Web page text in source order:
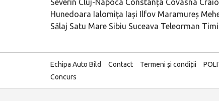
Severin Cluj-Napoca Constanța Covasna
Hunedoara Ialomița Iași Ilfov Maramureș
Sălaj Satu Mare Sibiu Suceava Teleorman
Echipa Auto Bild Contact Termeni și condiții
Concurs